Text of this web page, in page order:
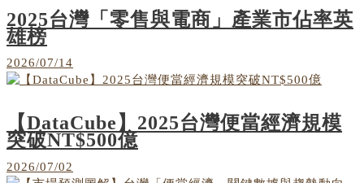
2025台灣「零售與電商」產業市佔率英
雄榜
2026/07/14
【DataCube】2025台灣便當經濟規模
突破NT$500億
2026/07/02